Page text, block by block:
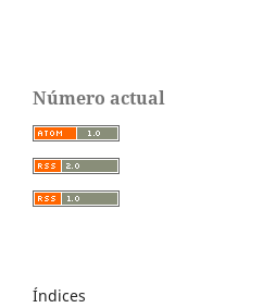
Número actual
Índices